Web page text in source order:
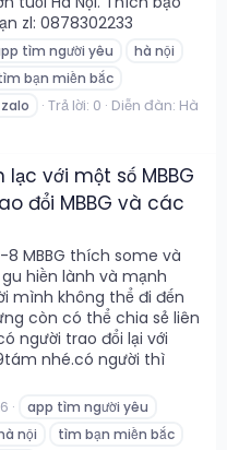
zl: 0878302233
tìm người yêu
hà nội
bạn miền bắc
Trả lời: 0 Diễn đàn: Hà
với một số MBBG
đổi MBBG và các
MBBG thích some và
hiền lành và mạnh
mình không thể đi đến
còn có thể chia sẻ liên
người trao đổi lại với
nhé.có người thì
app tìm người yêu
nội
tìm bạn miền bắc